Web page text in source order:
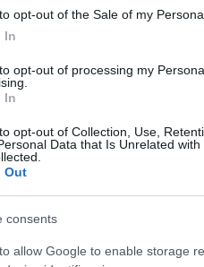
opt-out of the Sale of my
In
opt-out of processing my
In
opt-out of Collection, Use,
Data that Is Unrelated
Out
consents
allow Google to enable storage